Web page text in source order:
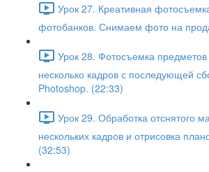
Урок 27. Креативная
фотобанков. Снимаем фото на
Урок 28. Фотосъемка
несколько кадров с последующей
Photoshop. (22:33)
Урок 29. Обработка отснятого
нескольких кадров и отрисовка
(32:53)